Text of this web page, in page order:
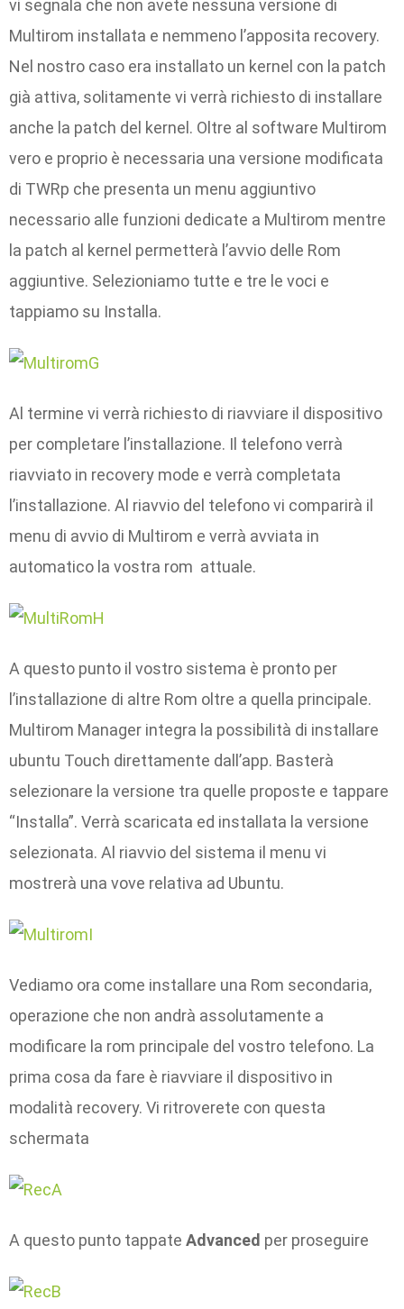
vi segnala che non avete nessuna versione di
Multirom installata e nemmeno l’apposita recovery.
Nel nostro caso era installato un kernel con la patch
già attiva, solitamente vi verrà richiesto di installare
anche la patch del kernel. Oltre al software Multirom
vero e proprio è necessaria una versione modificata
di TWRp che presenta un menu aggiuntivo
necessario alle funzioni dedicate a Multirom mentre
la patch al kernel permetterà l’avvio delle Rom
aggiuntive. Selezioniamo tutte e tre le voci e
tappiamo su Installa.
Al termine vi verrà richiesto di riavviare il dispositivo
per completare l’installazione. Il telefono verrà
riavviato in recovery mode e verrà completata
l’installazione. Al riavvio del telefono vi comparirà il
menu di avvio di Multirom e verrà avviata in
automatico la vostra rom attuale.
A questo punto il vostro sistema è pronto per
l’installazione di altre Rom oltre a quella principale.
Multirom Manager integra la possibilità di installare
ubuntu Touch direttamente dall’app. Basterà
selezionare la versione tra quelle proposte e tappare
“Installa”. Verrà scaricata ed installata la versione
selezionata. Al riavvio del sistema il menu vi
mostrerà una vove relativa ad Ubuntu.
Vediamo ora come installare una Rom secondaria,
operazione che non andrà assolutamente a
modificare la rom principale del vostro telefono. La
prima cosa da fare è riavviare il dispositivo in
modalità recovery. Vi ritroverete con questa
schermata
A questo punto tappate Advanced per proseguire